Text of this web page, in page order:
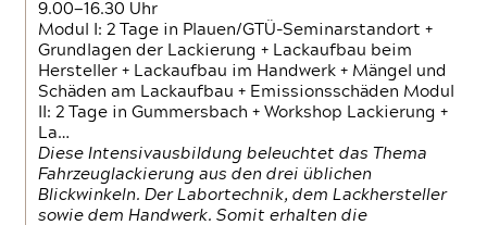
9.00—16.30 Uhr
Modul I: 2 Tage in Plauen/GTÜ-Seminarstandort +
Grundlagen der Lackierung + Lackaufbau beim
Hersteller + Lackaufbau im Handwerk + Mängel und
Schäden am Lackaufbau + Emissionsschäden Modul
II: 2 Tage in Gummersbach + Workshop Lackierung +
La…
Diese Intensivausbildung beleuchtet das Thema
Fahrzeuglackierung aus den drei üblichen
Blickwinkeln. Der Labortechnik, dem Lackhersteller
sowie dem Handwerk. Somit erhalten die